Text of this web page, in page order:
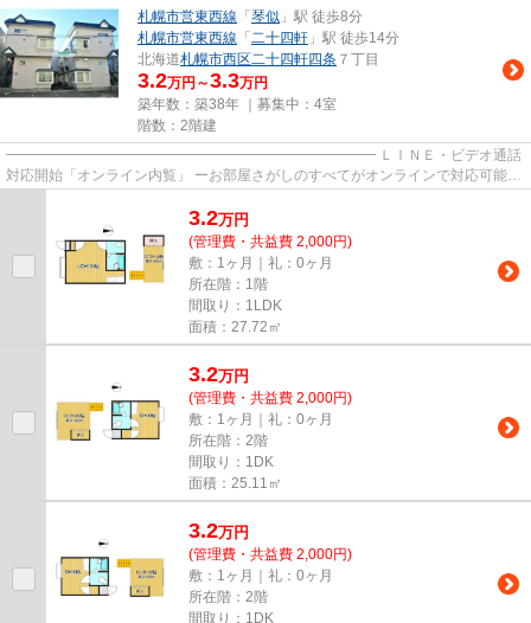
札幌市営東西線 「 琴似 」駅 徒歩8分
札幌市営東西線 「 二十四軒 」駅 徒歩14分
北海道札幌市西区二十四軒四条 ７丁目
3.2万円～3.3万円
築年数：築38年 ｜募集中： 4室
階数：2階建
━━━━━━━━━━━━━━━━━━━━━━━━━━ ＬＩＮＥ・ビデオ通話
対応開始「オンライン内覧」 ーお部屋さがしのすべてがオンラインで対応可能ー
3.2万円
(管理費・共益費 2,000円)
敷：1ヶ月｜礼：0ヶ月
所在階：1階
間取り：1LDK
面積：27.72㎡
3.2万円
(管理費・共益費 2,000円)
敷：1ヶ月｜礼：0ヶ月
所在階：2階
間取り：1DK
面積：25.11㎡
3.2万円
(管理費・共益費 2,000円)
敷：1ヶ月｜礼：0ヶ月
所在階：2階
間取り：1DK